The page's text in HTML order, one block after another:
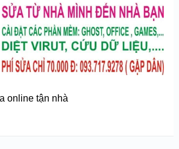
online tận nhà